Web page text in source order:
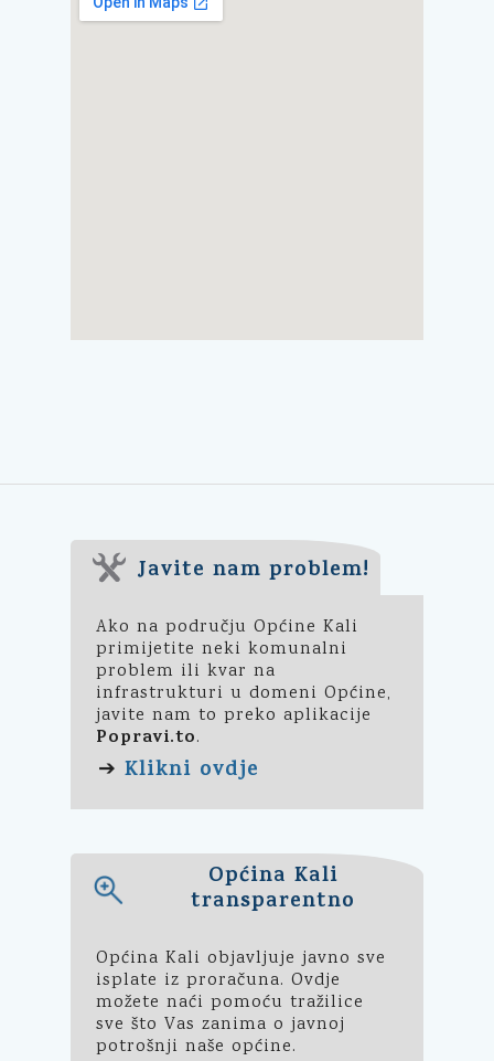
Javite nam problem!
Ako na području Općine Kali
primijetite neki komunalni
problem ili kvar na
infrastrukturi u domeni Općine,
javite nam to preko aplikacije
Popravi.to.
➔ Klikni ovdje
Općina Kali
transparentno
Općina Kali objavljuje javno sve
isplate iz proračuna. Ovdje
možete naći pomoću tražilice
sve što Vas zanima o javnoj
potrošnji naše općine.